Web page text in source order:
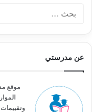
عن مدرستي
موقع